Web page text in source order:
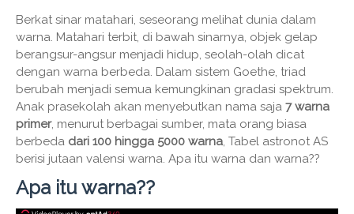
Berkat sinar matahari, seseorang melihat dunia dalam
warna. Matahari terbit, di bawah sinarnya, objek gelap
berangsur-angsur menjadi hidup, seolah-olah dicat
dengan warna berbeda. Dalam sistem Goethe, triad
berubah menjadi semua kemungkinan gradasi spektrum.
Anak prasekolah akan menyebutkan nama saja 7 warna
primer, menurut berbagai sumber, mata orang biasa
berbeda dari 100 hingga 5000 warna, Tabel astronot AS
berisi jutaan valensi warna. Apa itu warna dan warna??
Apa itu warna??